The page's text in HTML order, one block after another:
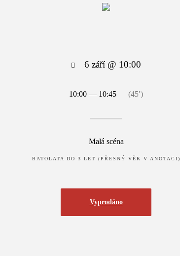
6 září @ 10:00
10:00 — 10:45 (45′)
Malá scéna
BATOLATA DO 3 LET (PŘESNÝ VĚK V ANOTACI)
Vyprodáno